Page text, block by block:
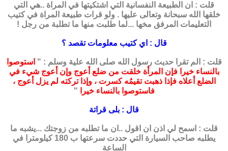
قلت : ان الطبيعة النفسانية التي اشتكيتها في المراة ..هي التي
خلقها الله سبحانة وتعالى عليها . ولو قرات طبيعة المراة في كتيب
التعليمات المرفق مخها ...لما طلبت منها ما تطلبة من رجل !
قال : اي كتيب معلومات تقصد ؟
قلت : الم تقرا حديث رسول الله صلى الله علية وسلم : " استوصوا
بالنساء خيرا فإن المرأة خلقت من ضلع أعوج وإن أعوج شيء في
الضلع أعلاه فإذا ذهبت تقيمُه كسرت ، وإذا تركته لم يزل أعوج ،
فاستوصوا بالنساء خيرا "
قال : بلى قراتة
قلت : اسمح لي اذن ان اقول ..ان ما تطلبه من زوجتك ...يشبه ما
يطلبه صاحب السيارة التي حددت سرعتها ب 180 كيلومترا في
الساعة